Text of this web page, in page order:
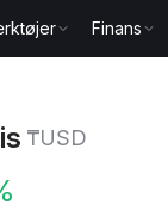
Finans
₸USD